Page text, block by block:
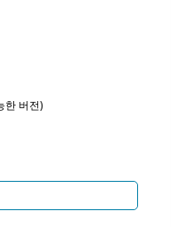
한 버전)